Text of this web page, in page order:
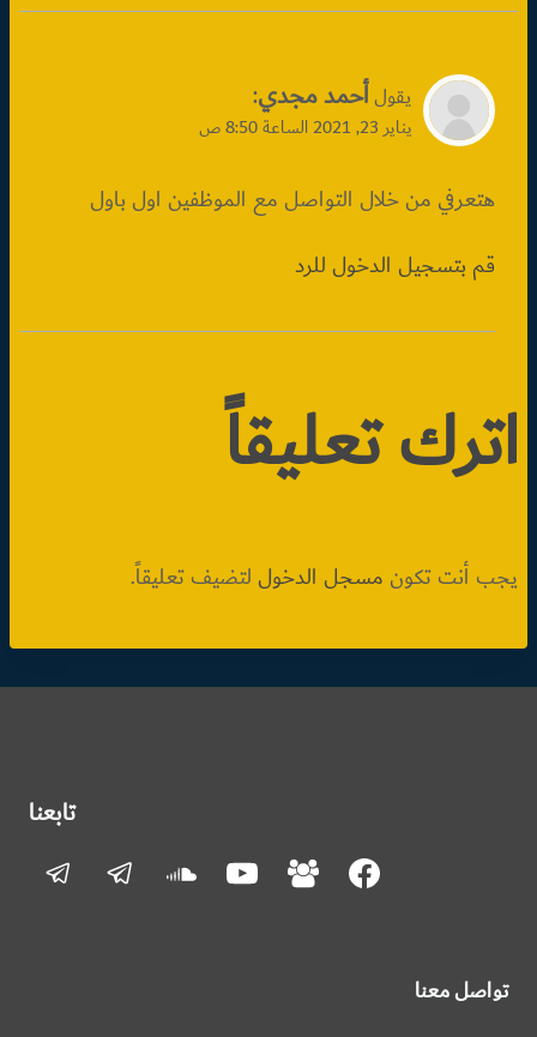
يقولأحمد مجدي:
يناير 23, 2021 الساعة 8:50 ص
هتعرفي من خلال التواصل مع الموظفين اول باول
قم بتسجيل الدخول للرد
اترك تعليقاً
يجب أنت تكون مسجل الدخول لتضيف تعليقاً.
تابعنا
تواصل معنا